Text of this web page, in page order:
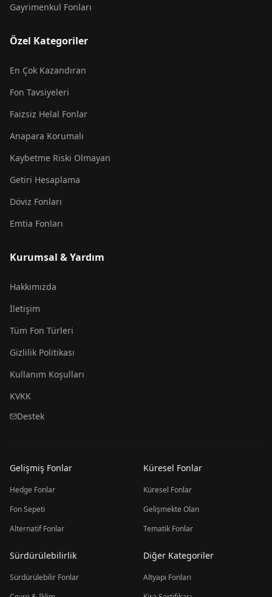
Gayrimenkul Fonları
Özel Kategoriler
En Çok Kazandıran
Fon Tavsiyeleri
Faizsiz Helal Fonlar
Anapara Korumalı
Kaybetme Riski Olmayan
Getiri Hesaplama
Döviz Fonları
Emtia Fonları
Kurumsal & Yardım
Hakkımızda
İletişim
Tüm Fon Türleri
Gizlilik Politikası
Kullanım Koşulları
KVKK
Destek
Gelişmiş Fonlar
Hedge Fonlar
Fon Sepeti
Alternatif Fonlar
Küresel Fonlar
Küresel Fonlar
Gelişmekte Olan
Tematik Fonlar
Sürdürülebilirlik
Sürdürülebilir Fonlar
Diğer Kategoriler
Altyapı Fonları